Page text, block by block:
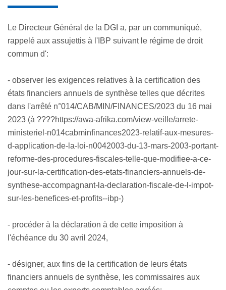
Le Directeur Général de la DGI a, par un communiqué,
rappelé aux assujettis à l'IBP suivant le régime de droit
commun d':
- observer les exigences relatives à la certification des
états financiers annuels de synthèse telles que décrites
dans l'arrêté n°014/CAB/MIN/FINANCES/2023 du 16 mai
2023 (à ????https://awa-afrika.com/view-veille/arrete-
ministeriel-n014cabminfinances2023-relatif-aux-mesures-
d-application-de-la-loi-n0042003-du-13-mars-2003-portant-
reforme-des-procedures-fiscales-telle-que-modifiee-a-ce-
jour-sur-la-certification-des-etats-financiers-annuels-de-
synthese-accompagnant-la-declaration-fiscale-de-l-impot-
sur-les-benefices-et-profits--ibp-)
- procéder à la déclaration à de cette imposition à
l'échéance du 30 avril 2024,
- désigner, aux fins de la certification de leurs états
financiers annuels de synthèse, les commissaires aux